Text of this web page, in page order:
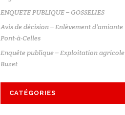
ENQUETE PUBLIQUE – GOSSELIES
Avis de décision – Enlèvement d’amiante
Pont-à-Celles
Enquête publique – Exploitation agricole
Buzet
CATÉGORIES